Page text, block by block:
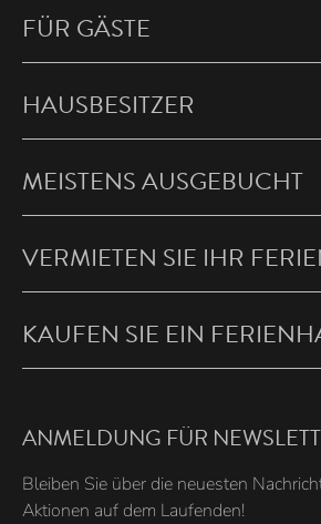
FÜR GÄSTE
HAUSBESITZER
MEISTENS AUSGEBUCHT
VERMIETEN SIE IHR
KAUFEN SIE EIN
ANMELDUNG FÜR
Bleiben Sie über die neuesten
Aktionen auf dem Laufenden!